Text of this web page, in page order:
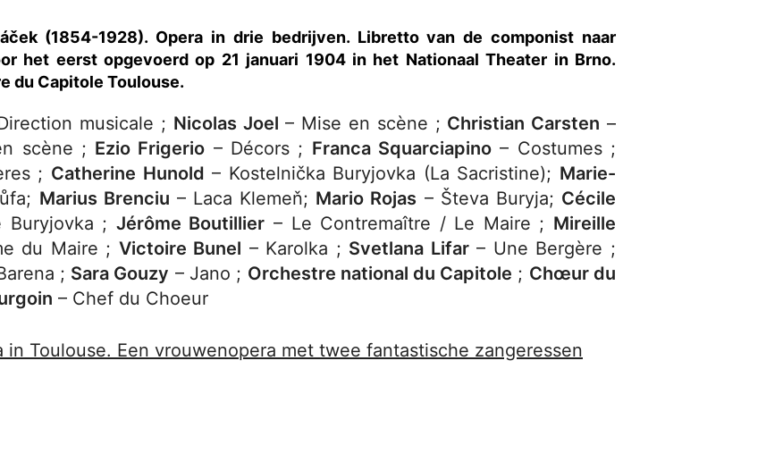
(1854-1928). Opera in drie bedrijven. Libretto van de componist naar
het eerst opgevoerd op 21 januari 1904 in het Nationaal Theater in Brno.
du Capitole Toulouse.
musicale ; Nicolas Joel – Mise en scène ; Christian Carsten –
scène ; Ezio Frigerio – Décors ; Franca Squarciapino – Costumes ;
; Catherine Hunold – Kostelnička Buryjovka (La Sacristine); Marie-
Marius Brenciu – Laca Klemeň; Mario Rojas – Števa Buryja; Cécile
Buryjovka ; Jérôme Boutillier – Le Contremaître / Le Maire ; Mireille
du Maire ; Victoire Bunel – Karolka ; Svetlana Lifar– Une Bergère ;
; Sara Gouzy – Jano ; Orchestre national du Capitole ; Chœur du
– Chef du Choeur
in Toulouse. Een vrouwenopera met twee fantastische zangeressen